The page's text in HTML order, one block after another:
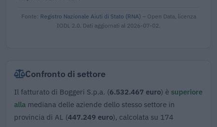
Fonte: Registro Nazionale Aiuti di Stato (RNA) – Open Data, licenza
IODL 2.0. Dati aggiornati al 2026-07-02.
Confronto di settore
Il fatturato di Boggeri S.p.a. (6.532.467 euro) è superiore
alla mediana delle aziende dello stesso settore in
provincia di AL (447.249 euro), calcolata su 174